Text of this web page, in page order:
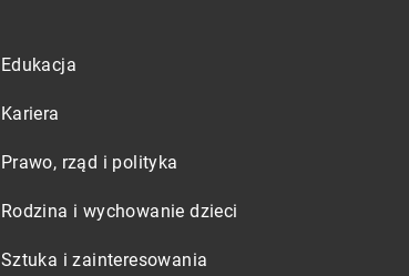
Edukacja
Kariera
Prawo, rząd i polityka
Rodzina i wychowanie dzieci
Sztuka i zainteresowania